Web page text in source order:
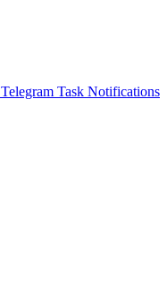
Telegram Task Notifications